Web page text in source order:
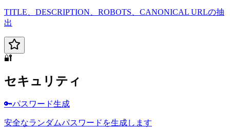
TITLE、DESCRIPTION、ROBOTS、CANONICAL URLの抽
出
🔐
セキュリティ
🔑パスワード生成
安全なランダムパスワードを生成します